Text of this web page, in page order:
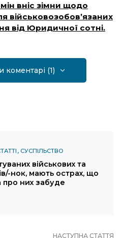
вніс зімни щодо
військовозобов’язаних
від Юридичної сотні.
коментарі (1)
СУСПІЛЬСТВО
військових та
нок, мають острах, що
них забуде
НАСТУПНА СТАТТЯ